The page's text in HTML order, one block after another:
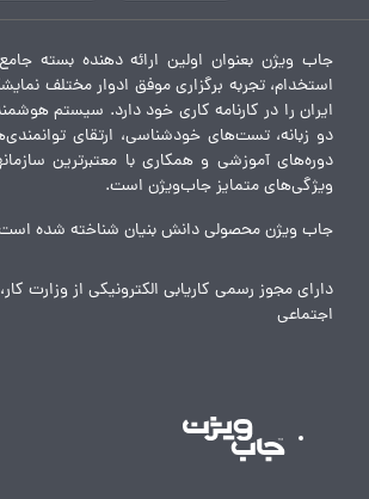
جاب ویژن بعنوان اولین ارائه دهنده بسته
استخدام، تجربه برگزاری موفق ادوار مختلف
ایران را در کارنامه کاری خود دارد. سیستم
دو زبانه، تست‌های خودشناسی، ارتقای
دوره‌های آموزشی و همکاری با معتبرترین
ویژگی‌های متمایز جاب‌ویژن است.
جاب ویژن محصولی دانش بنیان شناخته شده
دارای مجوز رسمی کاریابی الکترونیکی از وزارت
اجتماعی